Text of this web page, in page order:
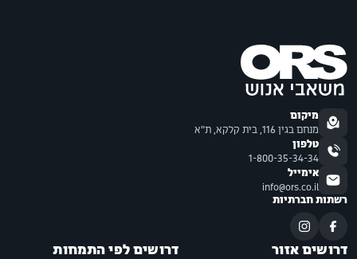
מיקום
מנחם בגין 116, בית קלקא, ת"א
טלפון
1-800-35-34-34
אימייל
info@ors.co.il
רשתות חברתיות
דרושים אזור דרושים לפי התמחות